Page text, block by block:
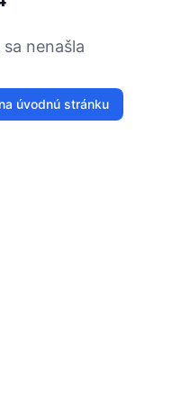
nenašla
úvodnú stránku